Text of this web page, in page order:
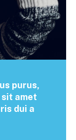
purus,
amet
dui a